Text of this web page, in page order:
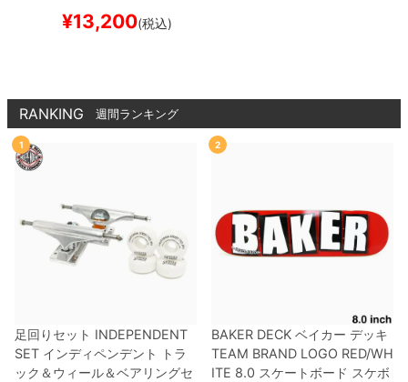
¥13,200(税込)
RANKING 週間ランキング
1
足回りセット INDEPENDENT
SET インディペンデント
トラ
ック＆ウィール＆ベアリングセ
2
BAKER DECK ベイカー デッキ
TEAM BRAND LOGO RED/WH
ITE 8.0 スケートボード スケボ